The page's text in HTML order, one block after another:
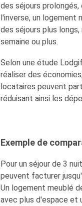
des séjours
l'inverse, un logement
des séjours plus
semaine ou plus.
Selon une étude
réaliser des
locataires peuvent
réduisant ainsi les
Exemple de
Pour un séjour de 3
peuvent facturer
Un logement meublé
avec plus d'espace et